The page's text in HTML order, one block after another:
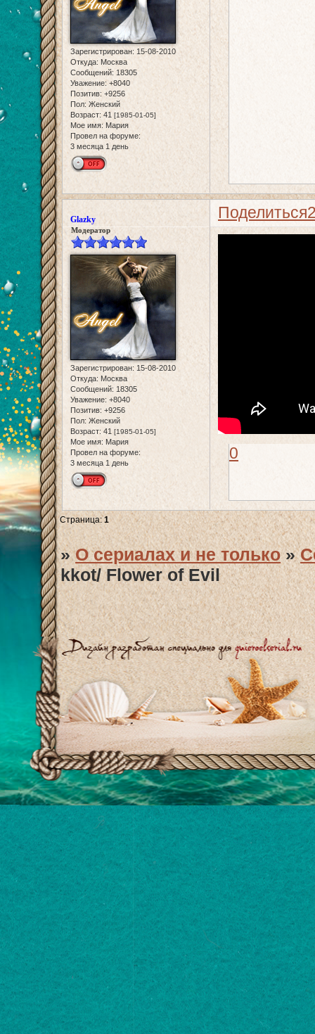
Зарегистрирован: 15-08-2010
Откуда: Москва
Сообщений: 18305
Уважение: +8040
Позитив: +9256
Пол: Женский
Возраст: 41 [1985-01-05]
Мое имя: Мария
Провел на форуме:
3 месяца 1 день
Поделиться
Glazky
Модератор
Зарегистрирован: 15-08-2010
Откуда: Москва
Сообщений: 18305
Уважение: +8040
Позитив: +9256
Пол: Женский
Возраст: 41 [1985-01-05]
Мое имя: Мария
Провел на форуме:
3 месяца 1 день
0
Страница:1
»О сериалах и не только »
kkot/ Flower of Evil